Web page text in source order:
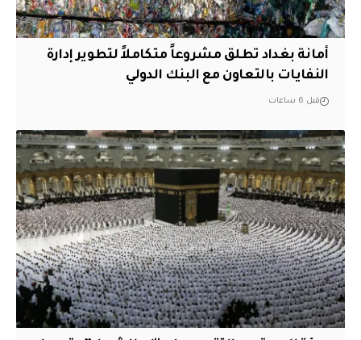
أمانة بغداد تطلق مشروعاً متكاملاً لتطوير إدارة
النفايات بالتعاون مع البنك الدولي
قبل 6 ساعات